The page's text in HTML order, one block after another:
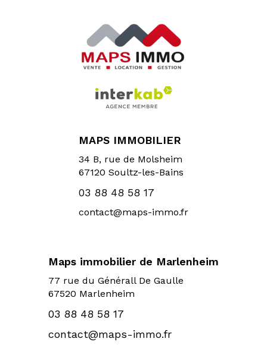
MAPS IMMOBILIER
34 B, rue de Molsheim
67120 Soultz-les-Bains
03 88 48 58 17
contact@maps-immo.fr
Maps immobilier de Marlenheim
77 rue du Générall De Gaulle
67520 Marlenheim
03 88 48 58 17
contact@maps-immo.fr